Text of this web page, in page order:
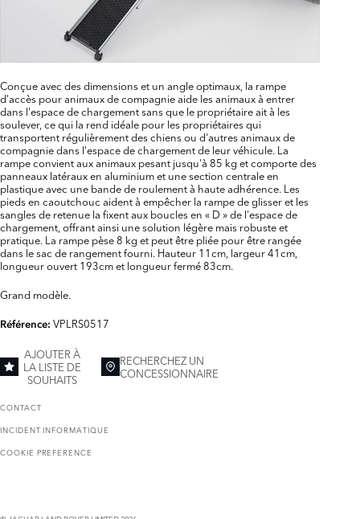
Conçue avec des dimensions et un angle optimaux, la rampe
d'accès pour animaux de compagnie aide les animaux à entrer
dans l'espace de chargement sans que le propriétaire ait à les
soulever, ce qui la rend idéale pour les propriétaires qui
transportent régulièrement des chiens ou d'autres animaux de
compagnie dans l'espace de chargement de leur véhicule. La
rampe convient aux animaux pesant jusqu'à 85 kg et comporte des
panneaux latéraux en aluminium et une section centrale en
plastique avec une bande de roulement à haute adhérence. Les
pieds en caoutchouc aident à empêcher la rampe de glisser et les
sangles de retenue la fixent aux boucles en « D » de l'espace de
chargement, offrant ainsi une solution légère mais robuste et
pratique. La rampe pèse 8 kg et peut être pliée pour être rangée
dans le sac de rangement fourni. Hauteur 11cm, largeur 41cm,
longueur ouvert 193cm et longueur fermé 83cm.
Grand modèle.
Référence: VPLRS0517
AJOUTER À
LA LISTE DE
SOUHAITS
RECHERCHEZ UN
CONCESSIONNAIRE
CONTACT
INCIDENT INFORMATIQUE
COOKIE PREFERENCE